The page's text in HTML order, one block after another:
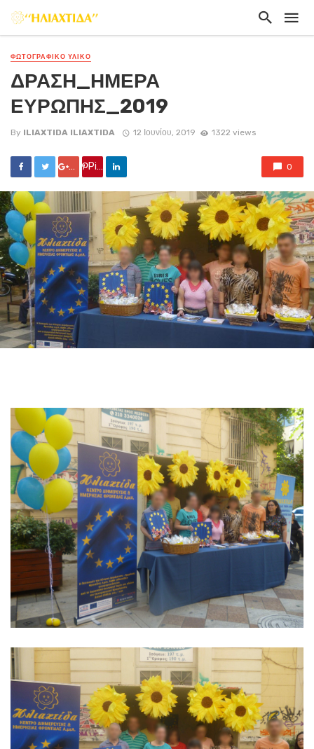
ΦΩΤΟΓΡΑΦΙΚΟ ΥΛΙΚΟ
ΔΡΑΣΗ_ΗΜΕΡΑ
ΕΥΡΩΠΗΣ_2019
By ILIAXTIDA ILIAXTIDA 12 Ιουνίου, 2019 1322 views
Google +
Pin it 0